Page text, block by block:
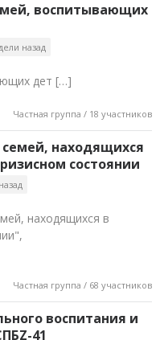
воспитывающих
назад
дет […]
Частная группа / 18 участников
находящихся
состоянии
находящихся в
Частная группа / 68 участников
воспитания и
41